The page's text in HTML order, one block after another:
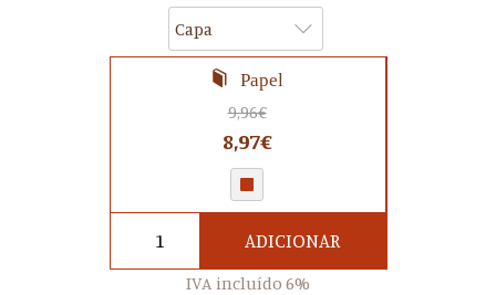
Capa
Papel
9,96€
8,97€
ADICIONAR
IVA incluído 6%